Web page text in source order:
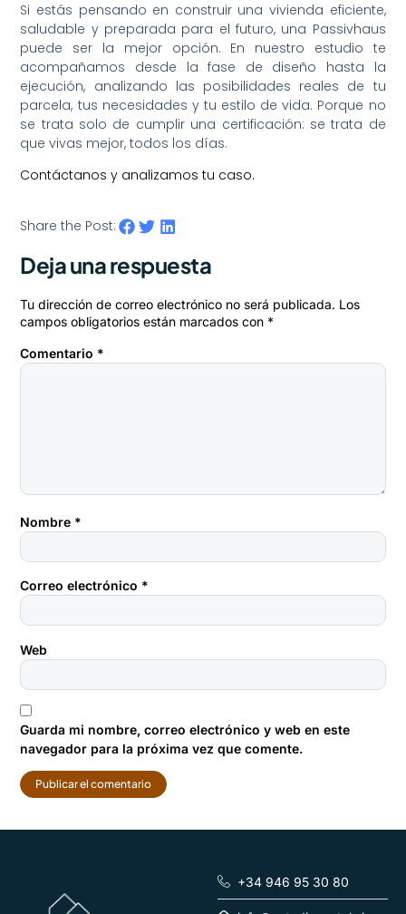
Si estás pensando en construir una vivienda eficiente,
saludable y preparada para el futuro, una Passivhaus
puede ser la mejor opción. En nuestro estudio te
acompañamos desde la fase de diseño hasta la
ejecución, analizando las posibilidades reales de tu
parcela, tus necesidades y tu estilo de vida. Porque no
se trata solo de cumplir una certificación: se trata de
que vivas mejor, todos los días.
Contáctanos y analizamos tu caso.
Share the Post:
Deja una respuesta
Tu dirección de correo electrónico no será publicada. Los
campos obligatorios están marcados con *
Comentario *
Nombre *
Correo electrónico *
Web
Guarda mi nombre, correo electrónico y web en este
navegador para la próxima vez que comente.
+34 946 95 30 80